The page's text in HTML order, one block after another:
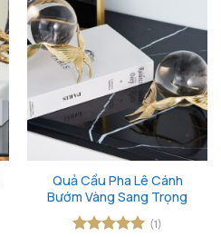
Quả Cầu Pha Lê Cánh
Bướm Vàng Sang Trọng
(1)